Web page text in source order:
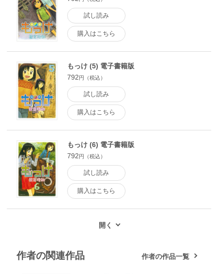
試し読み
購入はこちら
もっけ (5) 電子書籍版
792円（税込）
試し読み
購入はこちら
もっけ (6) 電子書籍版
792円（税込）
試し読み
購入はこちら
作者の関連作品 作者の作品一覧